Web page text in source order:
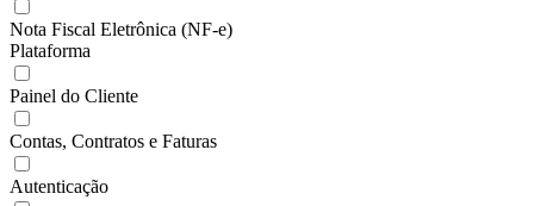
Nota Fiscal Eletrônica (NF-e)
Plataforma
Painel do Cliente
Contas, Contratos e Faturas
Autenticação